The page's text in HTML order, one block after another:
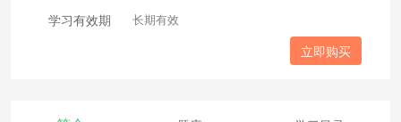
学习有效期 长期有效
立即购买